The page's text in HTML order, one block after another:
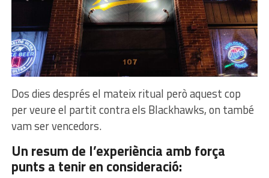
Dos dies després el mateix ritual però aquest cop
per veure el partit contra els Blackhawks, on també
vam ser vencedors.
Un resum de l’experiència amb força
punts a tenir en consideració: